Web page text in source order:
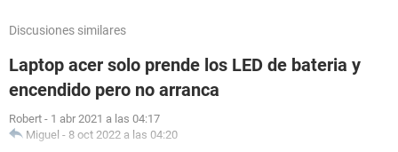
Discusiones similares
Laptop acer solo prende los LED de bateria y
encendido pero no arranca
Robert - 1 abr 2021 a las 04:17
Miguel - 8 oct 2022 a las 04:20